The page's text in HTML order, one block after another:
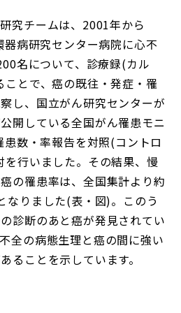
究チームは、2001年から
病研究センター病院に心不
名について、診療録(カル
とで、癌の既往・発症・罹
し、国立がん研究センターが
開している全国がん罹患モニ
数・率報告を対照(コントロ
行いました。その結果、慢
の罹患率は、全国集計より約
なりました(表・図)。このう
診断のあと癌が発見されてい
全の病態生理と癌の間に強い
ることを示しています。